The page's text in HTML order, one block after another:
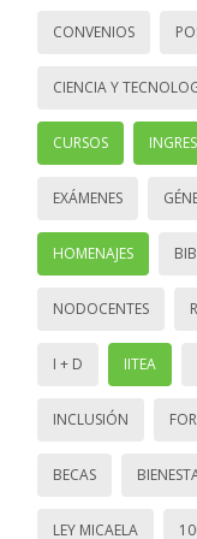
CONVENIOS
CIENCIA Y
CURSOS
EXÁMENES
HOMENAJES
NODOCENTES
I + D IITEA
INCLUSIÓN
BECAS
LEY MICAELA